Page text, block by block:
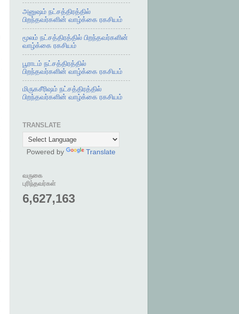
அனுஷம் நட்சத்திரத்தில்
பிறந்தவர்களின் வாழ்க்கை ரகசியம்
மூலம் நட்சத்திரத்தில் பிறந்தவர்களின்
வாழ்க்கை ரகசியம்
பூராடம் நட்சத்திரத்தில்
பிறந்தவர்களின் வாழ்க்கை ரகசியம்
மிருகசீரிஷம் நட்சத்திரத்தில்
பிறந்தவர்களின் வாழ்க்கை ரகசியம்
TRANSLATE
Powered by Translate
வருகை
புரிந்தவர்கள்
6,627,163